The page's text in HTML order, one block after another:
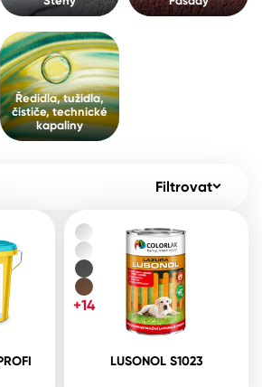
O společnosti
+420 800 145 555
Polsko
tužidla, čističe, technické
Ředidla, tužidla,
čističe, technické
kapaliny
Filtrovat
LUSONOL S1023
+14